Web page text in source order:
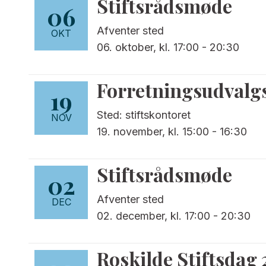
06
OKT
Stiftsrådsmøde
Afventer sted
06. oktober, kl. 17:00 - 20:30
19
NOV
Sted: stiftskontoret
19. november, kl. 15:00 - 16:30
02
DEC
Stiftsrådsmøde
Afventer sted
02. december, kl. 17:00 - 20:30
Roskilde Stiftsdag